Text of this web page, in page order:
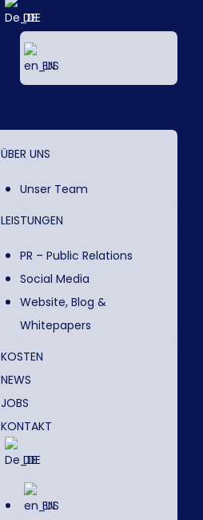
DE
EN
ÜBER UNS
Unser Team
LEISTUNGEN
PR – Public Relations
Social Media
Website, Blog &
Whitepapers
KOSTEN
NEWS
JOBS
KONTAKT
DE
EN